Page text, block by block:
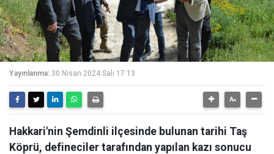
Yayınlanma: 30 Nisan 2024 Salı 17:13
Hakkari'nin Şemdinli ilçesinde bulunan tarihi Taş
Köprü, defineciler tarafından yapılan kazı sonucu